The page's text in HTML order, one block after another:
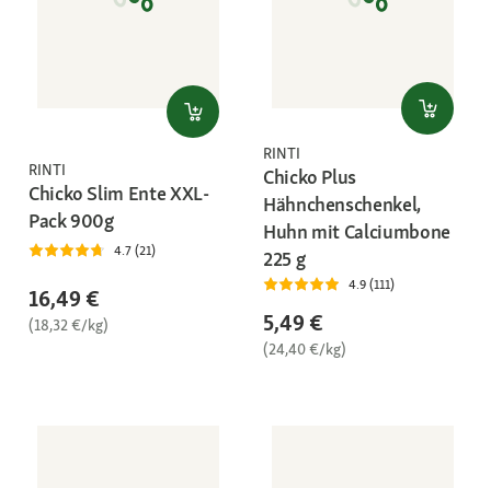
RINTI
Chicko Slim Ente XXL-
Pack 900g
4.7 (21)
16,49 €
(18,32 €/kg)
RINTI
Chicko Plus
Hähnchenschenkel,
Huhn mit Calciumbone
225 g
4.9 (111)
5,49 €
(24,40 €/kg)